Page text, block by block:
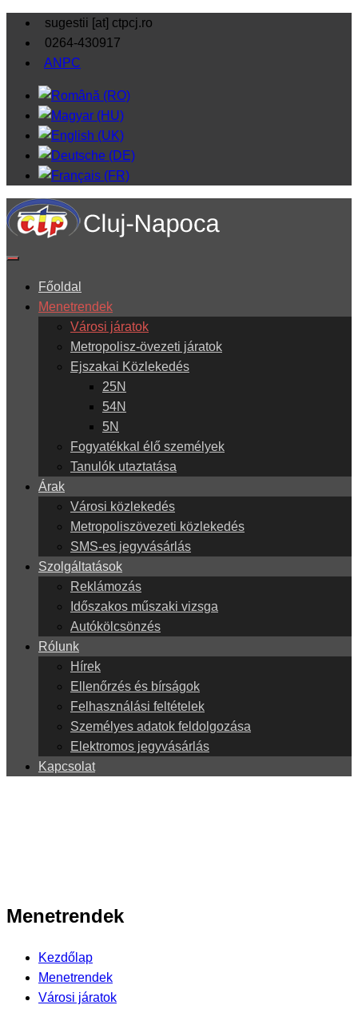
sugestii [at] ctpcj.ro
0264-430917
ANPC
Főoldal
Menetrendek
Városi járatok
Metropolisz-övezeti járatok
Ejszakai Közlekedés
25N
54N
5N
Fogyatékkal élő személyek
Tanulók utaztatása
Árak
Városi közlekedés
Metropoliszövezeti közlekedés
SMS-es jegyvásárlás
Szolgáltatások
Reklámozás
Időszakos műszaki vizsga
Autókölcsönzés
Rólunk
Hírek
Ellenőrzés és bírságok
Felhasználási feltételek
Személyes adatok feldolgozása
Elektromos jegyvásárlás
Kapcsolat
Menetrendek
Kezdőlap
Menetrendek
Városi járatok